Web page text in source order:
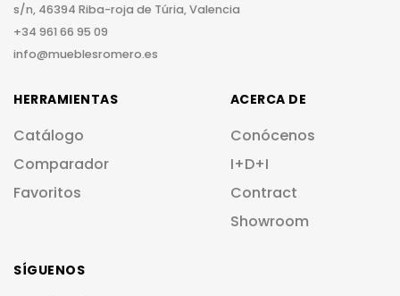
s/n, 46394 Riba-roja de Túria, Valencia
+34 961 66 95 09
info@mueblesromero.es
HERRAMIENTAS
Catálogo
Comparador
Favoritos
ACERCA DE
Conócenos
I+D+I
Contract
Showroom
SÍGUENOS